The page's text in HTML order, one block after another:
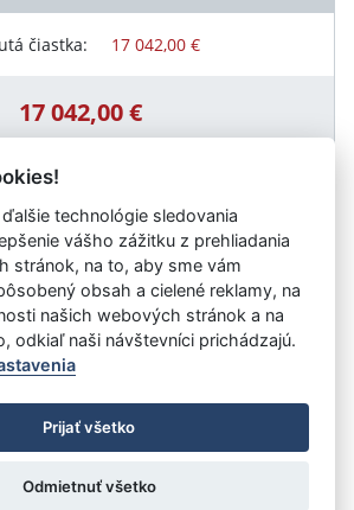
čiastka: 17 042,00 €
17 042,00 €
združenie Naše Jadro
práva vyhradené
Zmluvy do 31.12.2010
Solutions
technológie sledovania
vášho zážitku z prehliadania
stránok, na to, aby sme vám
obsah a cielené reklamy, na
našich webových stránok a na
odkiaľ naši návštevníci prichádzajú.
Prijať všetko
Odmietnuť všetko